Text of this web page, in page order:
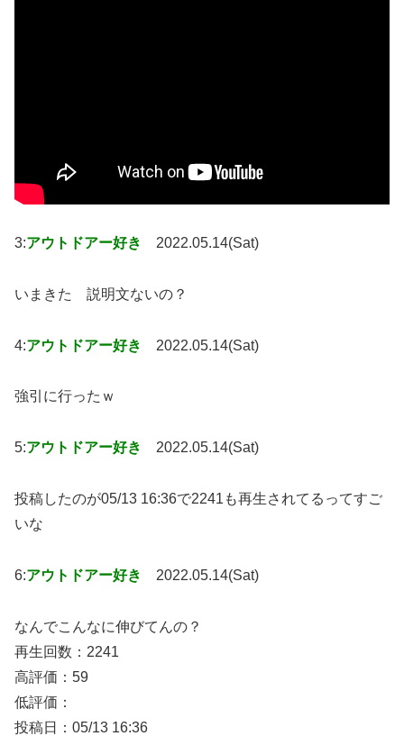
3:アウトドアー好き 2022.05.14(Sat)
いまきた 説明文ないの？
4:アウトドアー好き 2022.05.14(Sat)
強引に行ったｗ
5:アウトドアー好き 2022.05.14(Sat)
投稿したのが05/13 16:36で2241も再生されてるってすご
いな
6:アウトドアー好き 2022.05.14(Sat)
なんでこんなに伸びてんの？
再生回数：2241
高評価：59
低評価：
投稿日：05/13 16:36